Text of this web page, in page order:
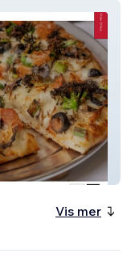
Vis mer